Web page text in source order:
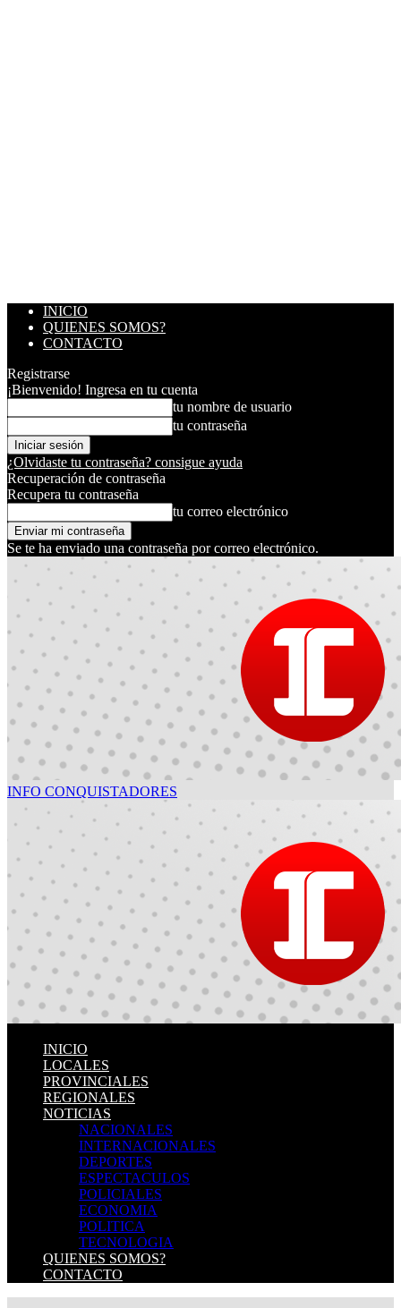
INICIO
QUIENES SOMOS?
CONTACTO
Registrarse
¡Bienvenido! Ingresa en tu cuenta
tu nombre de usuario
tu contraseña
¿Olvidaste tu contraseña? consigue ayuda
Recuperación de contraseña
Recupera tu contraseña
tu correo electrónico
Se te ha enviado una contraseña por correo electrónico.
INFO CONQUISTADORES
INICIO
LOCALES
PROVINCIALES
REGIONALES
NOTICIAS
NACIONALES
INTERNACIONALES
DEPORTES
ESPECTACULOS
POLICIALES
ECONOMIA
POLITICA
TECNOLOGIA
QUIENES SOMOS?
CONTACTO